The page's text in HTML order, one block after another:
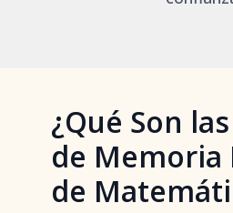
¿Qué Son
de Memoria
de